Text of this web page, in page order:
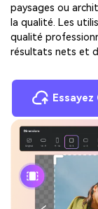
paysages ou
la qualité. Les
qualité
résultats nets et